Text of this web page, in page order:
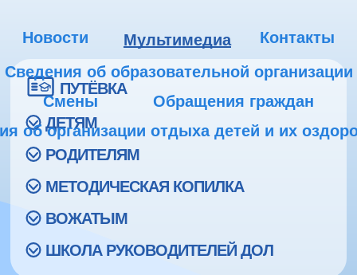
Новости Мультимедиа
Контакты
Сведения об образовательной организации
Смены
Обращения граждан
об организации отдыха детей и их
ПУТЁВКА
ДЕТЯМ
РОДИТЕЛЯМ
МЕТОДИЧЕСКАЯ КОПИЛКА
ВОЖАТЫМ
ШКОЛА РУКОВОДИТЕЛЕЙ ДОЛ